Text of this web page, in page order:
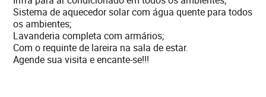
Sistema de aquecedor solar com água quente para todos
os ambientes;
Lavanderia completa com armários;
Com o requinte de lareira na sala de estar.
Agende sua visita e encante-se!!!